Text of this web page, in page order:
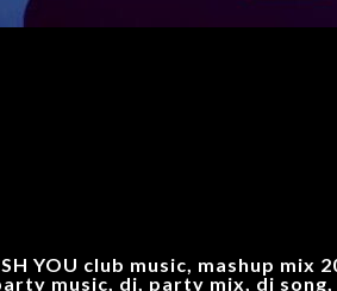
YOU club music, mashup
music, dj, party mix, dj